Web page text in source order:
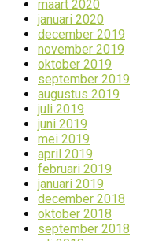
maart 2020
januari 2020
december 2019
november 2019
oktober 2019
september 2019
augustus 2019
juli 2019
juni 2019
mei 2019
april 2019
februari 2019
januari 2019
december 2018
oktober 2018
september 2018